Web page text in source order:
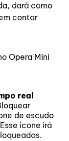
dará como
contar
Opera Mini
real
de escudo
icone irá